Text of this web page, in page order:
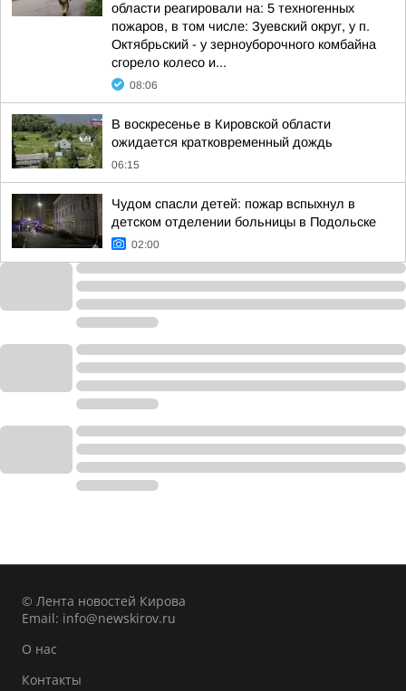
области реагировали на: 5 техногенных
пожаров, в том числе: Зуевский округ, у п.
Октябрьский - у зерноуборочного комбайна
сгорело колесо и...
08:06
В воскресенье в Кировской области
ожидается кратковременный дождь
06:15
Чудом спасли детей: пожар вспыхнул в
детском отделении больницы в Подольске
02:00
© Лента новостей Кирова
Email: info@newskirov.ru
О нас
Контакты